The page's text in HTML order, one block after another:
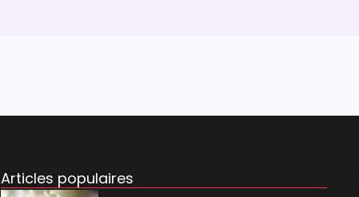
Articles populaires